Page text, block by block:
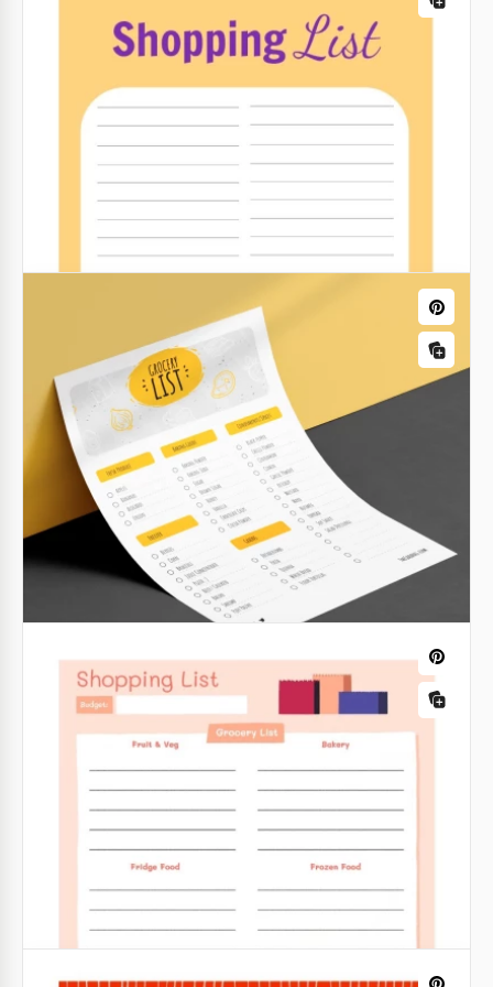
Esta lista de compras de Pascua es genial para
organizar tus compras. Con esta plantilla de lista de
verificación de Excel, no olvidarás lo que necesitas
comprar.
Google Sheets
¡Queridos amigos, ¿a quién le encanta escribir listas
de compras y seguir sus planes? ¡Este vibrante y
genial template es para ti!
Google Slides
¿Sigues olvidando lo que ibas a comprar en la
tienda? Nuestra plantilla de lista de compras Bright
fácil de usar y altamente personalizable te ayudará
a resolver este problema.